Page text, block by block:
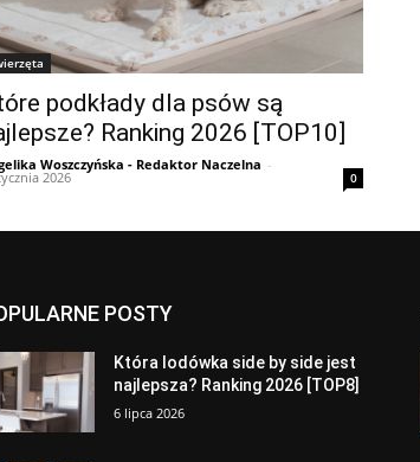
podkłady dla psów są
Ranking 2026 [TOP10]
Woszczyńska - Redaktor Naczelna -
2026 0
POSTY
Która lodówka side by side jest
najlepsza? Ranking 2026 [TOP8]
6 lipca 2026